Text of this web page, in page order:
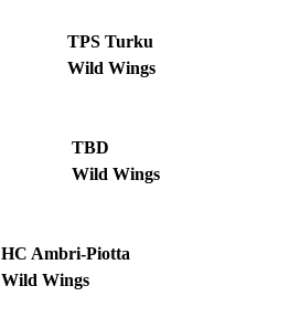
TPS Turku
Wild Wings
TBD
Wild Wings
HC Ambri-Piotta
Wild Wings